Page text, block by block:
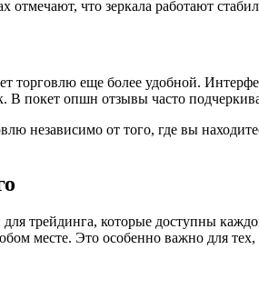
отмечают, что зеркала работают
торговлю еще более удобной.
В покет опшн отзывы часто
независимо от того, где вы
трейдинга, которые доступны
месте. Это особенно важно для тех,